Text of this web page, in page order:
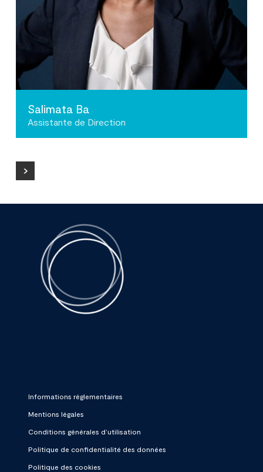
Salimata Ba
Assistante de Direction
Informations réglementaires
Mentions légales
Conditions générales d’utilisation
Politique de confidentialité des données
Politique des cookies